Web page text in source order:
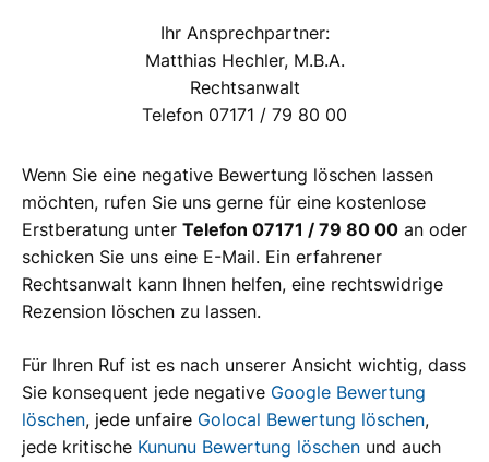
Wenn Sie eine negative Bewertung löschen lassen
möchten, rufen Sie uns gerne für eine kostenlose
Erstberatung unter Telefon 07171 / 79 80 00 an oder
schicken Sie uns eine E-Mail. Ein erfahrener
Rechtsanwalt kann Ihnen helfen, eine rechtswidrige
Rezension löschen zu lassen.
Für Ihren Ruf ist es nach unserer Ansicht wichtig, dass
Sie konsequent jede negative Google Bewertung
löschen, jede unfaire Golocal Bewertung löschen,
jede kritische Kununu Bewertung löschen und auch
Ihr Ansprechpartner:
Matthias Hechler, M.B.A.
Rechtsanwalt
Telefon 07171 / 79 80 00